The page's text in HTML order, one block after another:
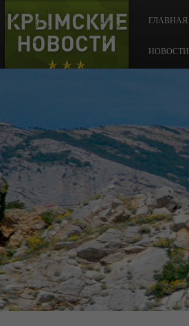
КРЫМСКИЕ
НОВОСТИ
ГЛАВНАЯ